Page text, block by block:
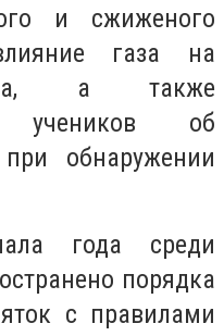
и сжиженого
газа на
а также
учеников об
обнаружении
года среди
порядка
с правилами